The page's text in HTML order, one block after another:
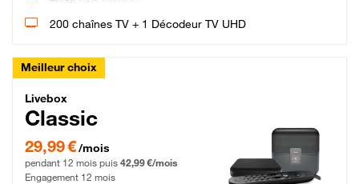
200 chaînes TV + 1 Décodeur TV UHD
Meilleur choix
Livebox Classic Fibre
Livebox
Classic
29,99 € par mois pendant 12 mois puis 42,99 € par mois, Engagement 12 mois
29,99 €/mois
pendant 12 mois puis 42,99 €/mois
Engagement 12 mois